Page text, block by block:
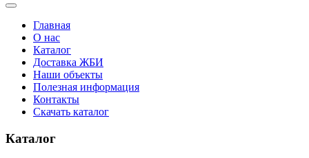
Главная
О нас
Каталог
Доставка ЖБИ
Наши объекты
Полезная информация
Контакты
Скачать каталог
Каталог